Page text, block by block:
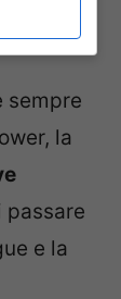
sempre
la
passare
e la